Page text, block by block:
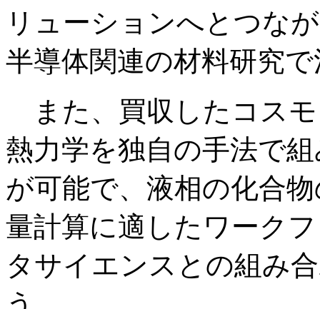
リューションへとつな
半導体関連の材料研究
また、買収したコス
熱力学を独自の手法で
が可能で、液相の化合
量計算に適したワーク
タサイエンスとの組み